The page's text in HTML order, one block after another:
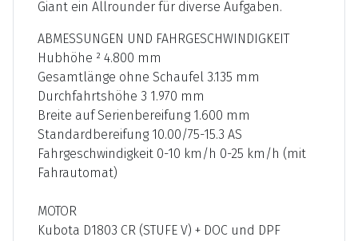
Giant ein Allrounder für diverse Aufgaben.
ABMESSUNGEN UND FAHRGESCHWINDIGKEIT
Hubhöhe ² 4.800 mm
Gesamtlänge ohne Schaufel 3.135 mm
Durchfahrtshöhe 3 1.970 mm
Breite auf Serienbereifung 1.600 mm
Standardbereifung 10.00/75-15.3 AS
Fahrgeschwindigkeit 0-10 km/h 0-25 km/h (mit
Fahrautomat)
MOTOR
Kubota D1803 CR (STUFE V) + DOC und DPF